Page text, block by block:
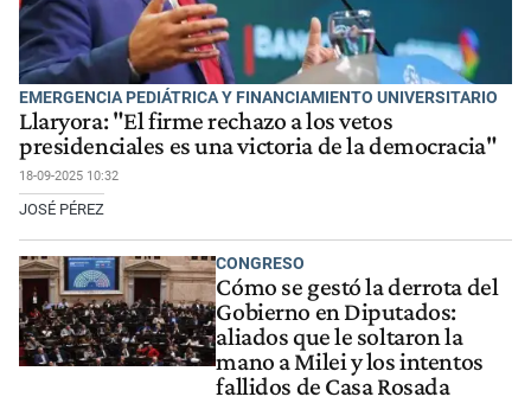
EMERGENCIA PEDIÁTRICA Y FINANCIAMIENTO UNIVERSITARIO
Llaryora: "El firme rechazo a los vetos
presidenciales es una victoria de la democracia"
18-09-2025 10:32
JOSÉ PÉREZ
CONGRESO
Cómo se gestó la derrota del
Gobierno en Diputados:
aliados que le soltaron la
mano a Milei y los intentos
fallidos de Casa Rosada